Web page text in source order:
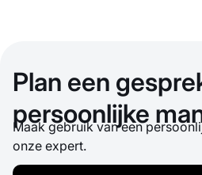
Plan een
persoonlijke
Maak gebruik van een
onze expert.